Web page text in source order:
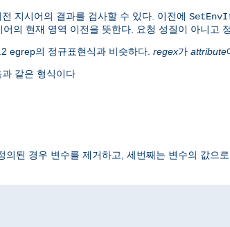
지시어의 결과를 검사할 수 있다. 이전에
의 현재 영역 이전을 뜻한다. 요청 성질이 아니고
egrep의 정규표현식과 비슷하다. regex가 attribute
같은 형식이다
된 경우 변수를 제거하고, 세번째는 변수의 값으로